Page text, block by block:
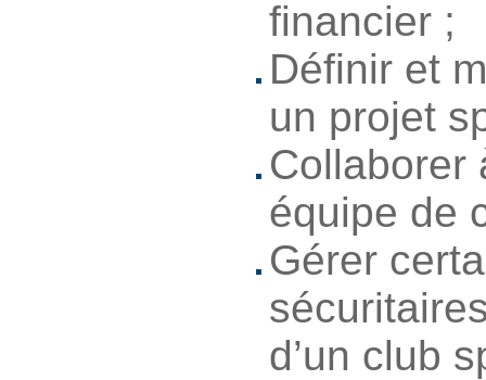
financier ;
Définir et
un projet
Collaborer
équipe de
Gérer
d’un club